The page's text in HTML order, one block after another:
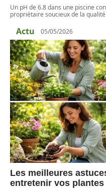
Un pH de 6.8 dans une piscine
propriétaire soucieux de la
Actu 05/05/2026
Les meilleures
entretenir vos plantes